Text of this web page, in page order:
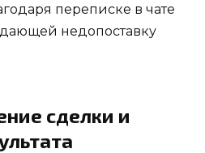
переписке в чате
недопоставку
сделки и